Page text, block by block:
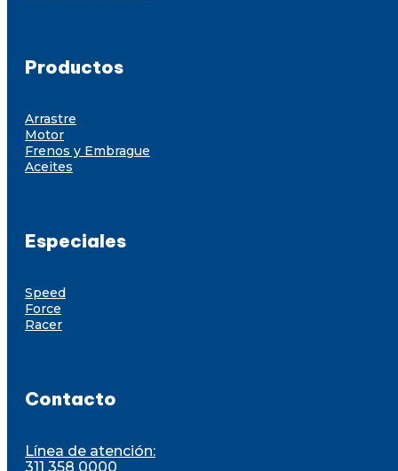
Productos
Arrastre
Motor
Frenos y Embrague
Aceites
Especiales
Speed
Force
Racer
Contacto
Línea de atención:
311 358 0000